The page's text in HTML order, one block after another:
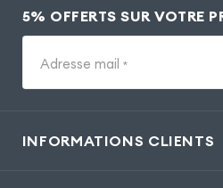
5% OFFERTS SUR VOTRE
Adresse mail *
INFORMATIONS CLIENTS